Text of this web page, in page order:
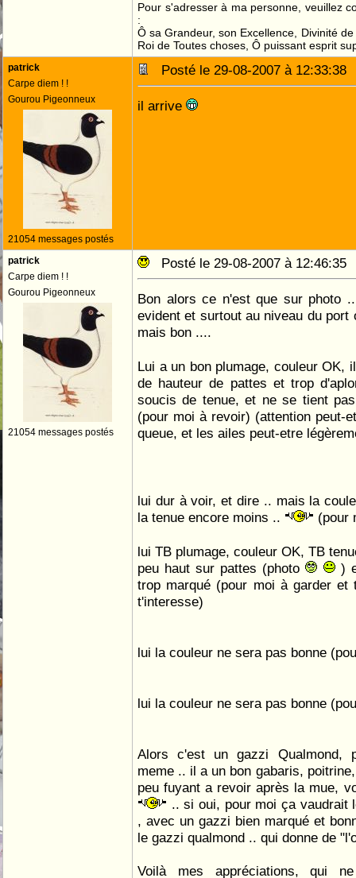
Pour s'adresser à ma personne, veuillez
:
Ô sa Grandeur, son Excellence, Divinité
Roi de Toutes choses, Ô puissant esprit
patrick
Carpe diem ! !
Gourou Pigeonneux
21054 messages postés
Posté le 29-08-2007 à
il arrive
patrick
Carpe diem ! !
Gourou Pigeonneux
21054 messages postés
Posté le 29-08-2007 à
Bon alors ce n'est que sur photo
evident et surtout au niveau du port
mais bon ....
Lui a un bon plumage, couleur OK,
de hauteur de pattes et trop
soucis de tenue, et ne se tient
(pour moi à revoir) (attention peut-
queue, et les ailes peut-etre
lui dur à voir, et dire .. mais la
la tenue encore moins ..
(pour
lui TB plumage, couleur OK, TB
peu haut sur pattes (photo
)
trop marqué (pour moi à garder et
t'interesse)
lui la couleur ne sera pas bonne
lui la couleur ne sera pas bonne
Alors c'est un gazzi Qualmond,
meme .. il a un bon gabaris,
peu fuyant a revoir après la mue,
.. si oui, pour moi ça vaudrait
, avec un gazzi bien marqué et
le gazzi qualmond .. qui donne de
Voilà mes appréciations, qui